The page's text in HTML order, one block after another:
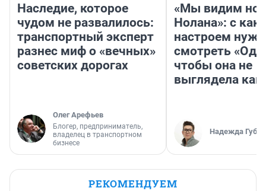
Наследие, которое
чудом не развалилось:
транспортный эксперт
разнес миф о «вечных»
советских дорогах
Олег Арефьев
Блогер, предприниматель,
владелец в транспортном
бизнесе
«Мы видим
Нолана»: с
настроем
смотреть
чтобы она не
выглядела как
Надежда
РЕКОМЕНДУЕМ